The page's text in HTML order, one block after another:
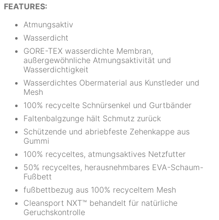
FEATURES:
Atmungsaktiv
Wasserdicht
GORE-TEX wasserdichte Membran,
außergewöhnliche Atmungsaktivität und
Wasserdichtigkeit
Wasserdichtes Obermaterial aus Kunstleder und
Mesh
100% recycelte Schnürsenkel und Gurtbänder
Faltenbalgzunge hält Schmutz zurück
Schützende und abriebfeste Zehenkappe aus
Gummi
100% recyceltes, atmungsaktives Netzfutter
50% recyceltes, herausnehmbares EVA-Schaum-
Fußbett
fußbettbezug aus 100% recyceltem Mesh
Cleansport NXT™ behandelt für natürliche
Geruchskontrolle